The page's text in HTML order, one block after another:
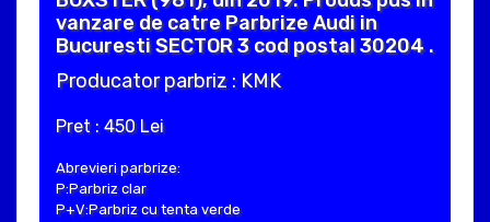
vanzare de catre Parbrize Audi in
Bucuresti SECTOR 3 cod postal 30204 .
Producator parbriz : KMK
Pret : 450 Lei
Abrevieri parbrize:
P:Parbriz clar
P+V:Parbriz cu tenta verde